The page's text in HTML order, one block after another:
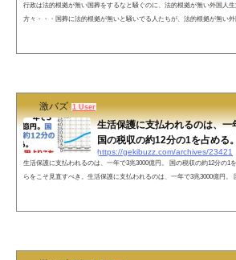
行政は法的根拠が無い国葬をするなと騒ぐのに、法的根拠が無い外国人
方々・・・国葬に法的根拠が無いと騒いでる人たちが、法的根拠が無い
激バズ 1 User
生活保護に支払われるのは、
国の税収の約12分の1を占める
https://gekibuzz.com/archives/23421
生活保護に支払われるのは、一年で3兆3000億円。 国の税収の約12分の1
らをこそ見直すべき。生活保護に支払われるのは、一年で3兆3000億円。